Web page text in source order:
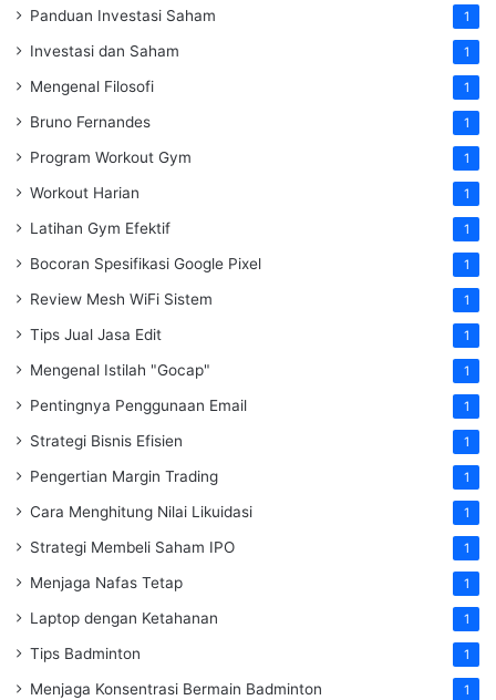
Panduan Investasi Saham 1
Investasi dan Saham 1
Mengenal Filosofi 1
Bruno Fernandes 1
Program Workout Gym 1
Workout Harian 1
Latihan Gym Efektif 1
Bocoran Spesifikasi Google Pixel 1
Review Mesh WiFi Sistem 1
Tips Jual Jasa Edit 1
Mengenal Istilah "Gocap" 1
Pentingnya Penggunaan Email 1
Strategi Bisnis Efisien 1
Pengertian Margin Trading 1
Cara Menghitung Nilai Likuidasi 1
Strategi Membeli Saham IPO 1
Menjaga Nafas Tetap 1
Laptop dengan Ketahanan 1
Tips Badminton 1
Menjaga Konsentrasi Bermain Badminton 1